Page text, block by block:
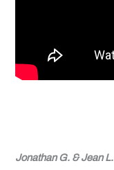
Jonathan G. & Jean L.